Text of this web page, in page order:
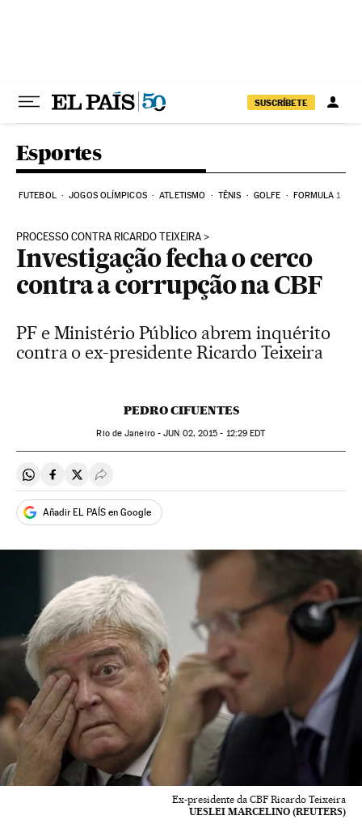
SUSCRÍBETE
Esportes
FUTEBOL JOGOS OLÍMPICOS ATLETISMO TÊNIS GOLFE FORMULA 1
PROCESSO CONTRA RICARDO TEIXEIRA
Investigação fecha o cerco
contra a corrupção na CBF
PF e Ministério Público abrem inquérito
contra o ex-presidente Ricardo Teixeira
PEDRO CIFUENTES
Rio de Janeiro -JUN 02, 2015 - 12:29 EDT
Compartir en Whatsapp
Compartir en Facebook
Compartir en Twitter
Desplegar Redes Sociales
Añadir EL PAÍS en Google
Ex-presidente da CBF Ricardo Teixeira
UESLEI MARCELINO (REUTERS)